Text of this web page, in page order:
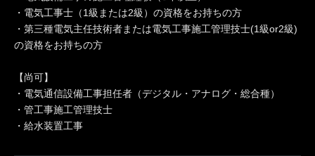
・電気工事士（1級または2級）の資格をお持ちの方
・第三種電気主任技術者または電気工事施工管理技士(1級or2級)
の資格をお持ちの方
【尚可】
・電気通信設備工事担任者（デジタル・アナログ・総合種）
・管工事施工管理技士
・給水装置工事